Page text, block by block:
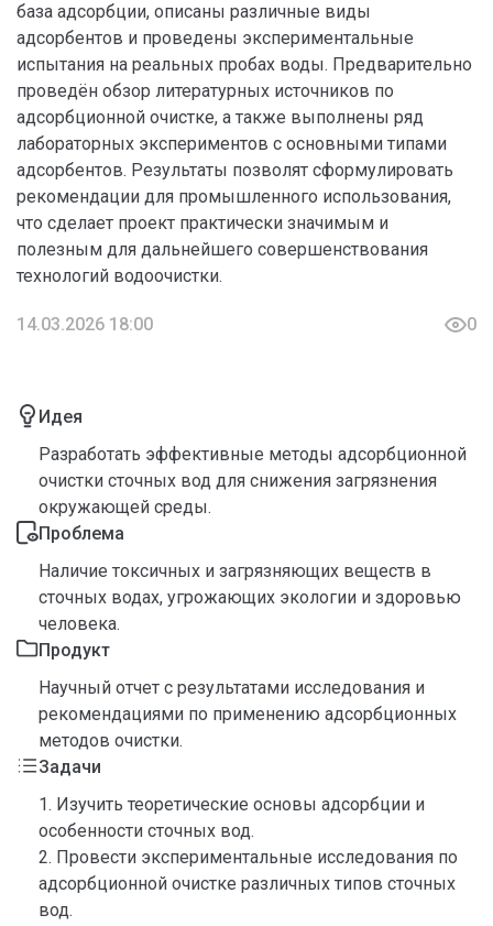
база адсорбции, описаны различные виды
адсорбентов и проведены экспериментальные
испытания на реальных пробах воды. Предварительно
проведён обзор литературных источников по
адсорбционной очистке, а также выполнены ряд
лабораторных экспериментов с основными типами
адсорбентов. Результаты позволят сформулировать
рекомендации для промышленного использования,
что сделает проект практически значимым и
полезным для дальнейшего совершенствования
технологий водоочистки.
14.03.2026 18:00 0
Идея
Разработать эффективные методы адсорбционной
очистки сточных вод для снижения загрязнения
окружающей среды.
Проблема
Наличие токсичных и загрязняющих веществ в
сточных водах, угрожающих экологии и здоровью
человека.
Продукт
Научный отчет с результатами исследования и
рекомендациями по применению адсорбционных
методов очистки.
Задачи
1. Изучить теоретические основы адсорбции и
особенности сточных вод.
2. Провести экспериментальные исследования по
адсорбционной очистке различных типов сточных
вод.